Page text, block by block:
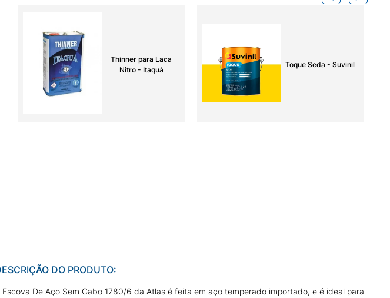
Thinner para Laca
Nitro - Itaquá
Toque Seda - Suvinil
DO PRODUTO:
Escova De Aço Sem Cabo 1780/6 da Atlas é feita em aço temperado importado, e é ideal para